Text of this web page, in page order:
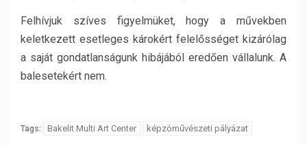
Felhívjuk szíves figyelmüket, hogy a művekben
keletkezett esetleges károkért felelősséget kizárólag
a saját gondatlanságunk hibájából eredően vállalunk. A
balesetekért nem.
Tags: Bakelit Multi Art Center képzóművészeti pályázat